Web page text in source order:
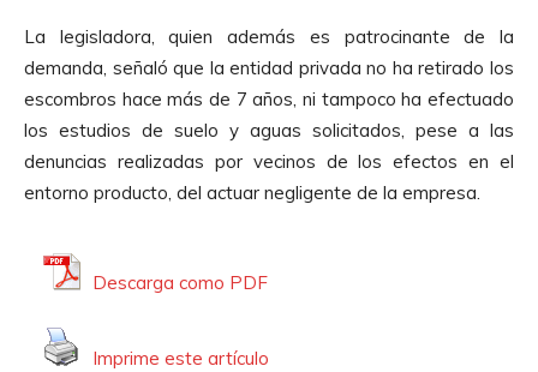
d
e
A
u
d
i
La legisladora, quien además es patrocinante de la
demanda, señaló que la entidad privada no ha retirado los
escombros hace más de 7 años, ni tampoco ha efectuado
los estudios de suelo y aguas solicitados, pese a las
denuncias realizadas por vecinos de los efectos en el
entorno producto, del actuar negligente de la empresa.
Descarga como PDF
Imprime este artículo